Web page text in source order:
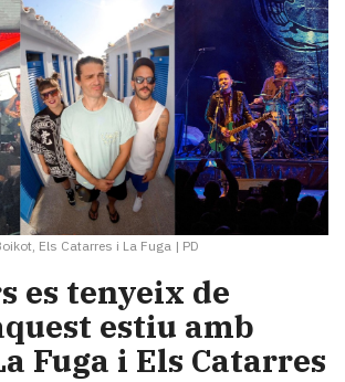
Els Catarres i La Fuga | PD
es tenyeix de
estiu amb
Fuga i Els Catarres